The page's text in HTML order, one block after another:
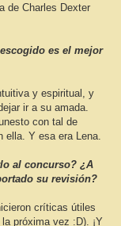
de Charles Dexter
es el mejor
y espiritual, y
ir a su amada.
con tal de
ella. Y esa era Lena.
al concurso? ¿A
su revisión?
críticas útiles
próxima vez :D). ¡Y